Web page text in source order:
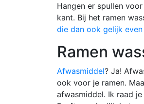
Hangen er spullen
kant. Bij het ramen
die dan ook gelijk
Ramen
Afwasmiddel? Ja!
ook voor je ramen.
afwasmiddel. Ik raad